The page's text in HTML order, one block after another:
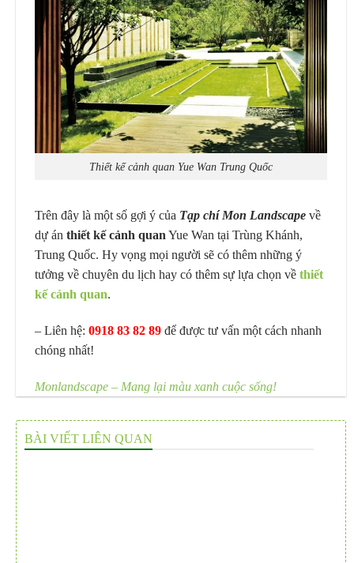
Thiết kế cảnh quan Yue Wan Trung Quốc
Trên đây là một số gợi ý của Tạp chí Mon Landscape về
dự án thiết kế cảnh quanYue Wan tại Trùng Khánh,
Trung Quốc. Hy vọng mọi người sẽ có thêm những ý
tưởng về chuyên du lịch hay có thêm sự lựa chọn về thiết
kế cảnh quan.
– Liên hệ: 0918 83 82 89 để được tư vấn một cách nhanh
chóng nhất!
Monlandscape – Mang lại màu xanh cuộc sống!
BÀI VIẾT LIÊN QUAN